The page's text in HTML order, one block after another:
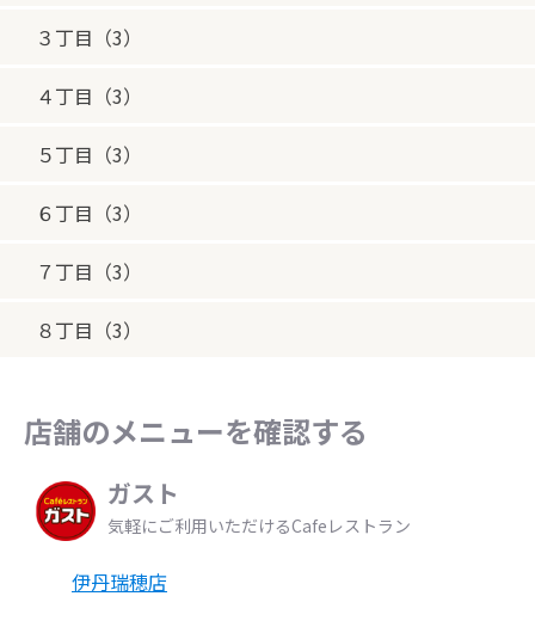
３丁目（3）
４丁目（3）
５丁目（3）
６丁目（3）
７丁目（3）
８丁目（3）
店舗のメニューを確認する
ガスト
気軽にご利用いただけるCafeレストラン
伊丹瑞穂店